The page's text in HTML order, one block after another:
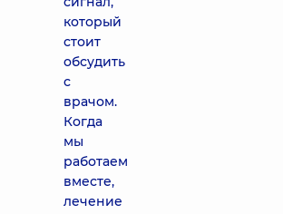
который
стоит
обсудить
с
врачом.
Когда
мы
работаем
вместе,
лечение